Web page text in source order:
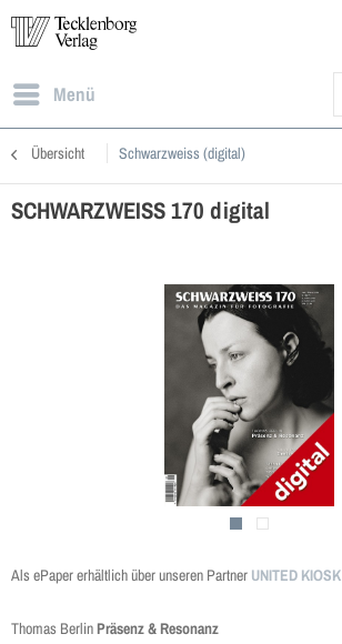
Menü
Übersicht Schwarzweiss (digital)
SCHWARZWEISS 170 digital
Als ePaper erhältlich über unseren Partner UNITED KIOSK
Thomas Berlin Präsenz & Resonanz